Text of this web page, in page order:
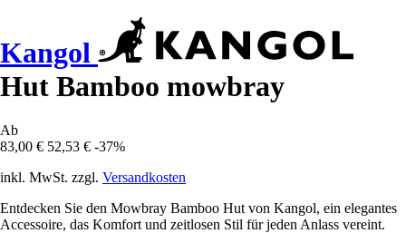
Kangol
Hut Bamboo mowbray
Ab
83,00 € 52,53 € -37%
inkl. MwSt. zzgl. Versandkosten
Entdecken Sie den Mowbray Bamboo Hut von Kangol, ein elegantes
Accessoire, das Komfort und zeitlosen Stil für jeden Anlass vereint.